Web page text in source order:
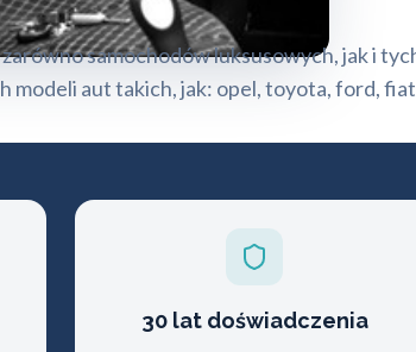
samochodów luksusowych, jak i
modeli aut takich, jak: opel, toyota, ford,
30 lat doświadczenia